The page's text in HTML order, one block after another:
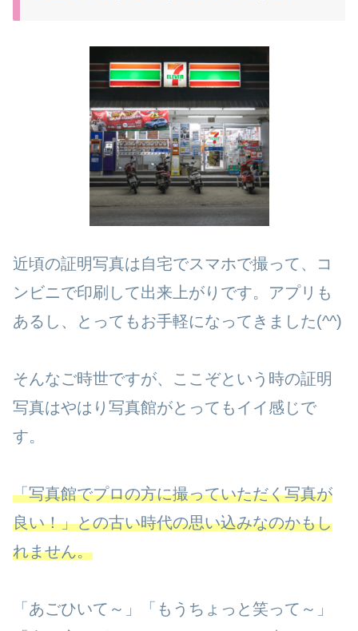
近頃の証明写真は自宅でスマホで撮って、コ
ンビニで印刷して出来上がりです。アプリも
あるし、とってもお手軽になってきました(^^)
そんなご時世ですが、ここぞという時の証明
写真はやはり写真館がとってもイイ感じで
す。
「写真館でプロの方に撮っていただく写真が
良い！」との古い時代の思い込みなのかもし
れません。
「あごひいて～」「もうちょっと笑って～」